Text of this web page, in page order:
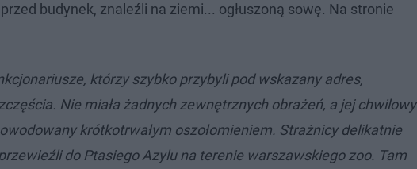
budynek, znaleźli na ziemi... ogłuszoną sowę. Na stronie
którzy szybko przybyli pod wskazany adres,
Nie miała żadnych zewnętrznych obrażeń, a jej chwilowy
krótkotrwałym oszołomieniem. Strażnicy delikatnie
do Ptasiego Azylu na terenie warszawskiego zoo. Tam